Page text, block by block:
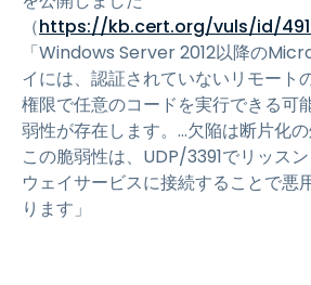
（https://kb.cert.org/vuls/id/
「Windows Server 2012以降の
イには、認証されていないリモート
権限で任意のコードを実行できる可
弱性が存在します。…欠陥は断片化の
この脆弱性は、UDP/3391でリッス
ウェイサービスに接続することで悪
ります」